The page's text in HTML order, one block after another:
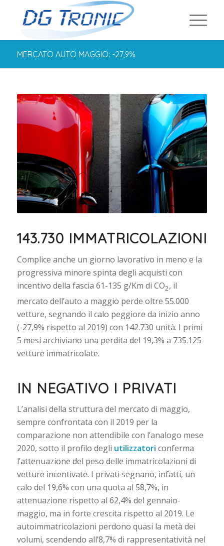
MERCATO AUTO MAGGIO: -27,9%
143.730 IMMATRICOLAZIONI
Complice anche un giorno lavorativo in meno e la
progressiva minore spinta degli acquisti con
incentivo della fascia 61-135 g/Km di CO2, il
mercato dell’auto a maggio perde oltre 55.000
vetture, segnando il calo peggiore da inizio anno
(-27,9% rispetto al 2019) con 142.730 unità. I primi
5 mesi archiviano una perdita del 19,3% a 735.125
vetture immatricolate.
IN NEGATIVO I PRIVATI
L’analisi della struttura del mercato di maggio,
sempre confrontata con il 2019 per la
comparazione non attendibile con l’analogo mese
2020, sotto il profilo degli utilizzatori conferma
l’attenuazione del peso delle immatricolazioni di
vetture incentivate. I privati segnano, infatti, un
calo del 19,6% con una quota al 58,7%, in
attenuazione rispetto al 62,4% del gennaio-
maggio, ma in forte crescita rispetto al 2019. Le
autoimmatricolazioni perdono quasi la metà dei
volumi, scendendo all’8,7% di rappresentatività nel